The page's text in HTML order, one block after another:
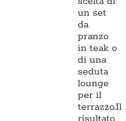
un set
da
pranzo
in teak o
di una
seduta
lounge
per il
terrazzo.Il